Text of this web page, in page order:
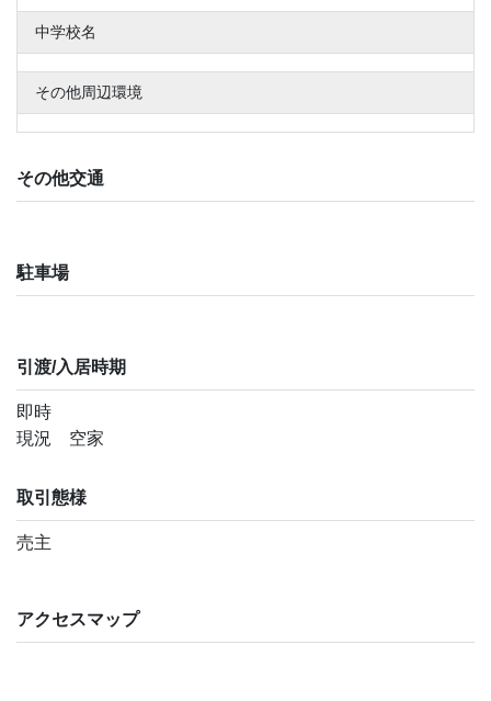
中学校名
その他周辺環境
その他交通
駐車場
引渡/入居時期
即時
現況 空家
取引態様
売主
アクセスマップ